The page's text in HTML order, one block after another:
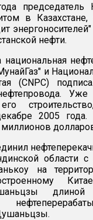
председатель
в Казахстане,
нефти.
и
(CNPC)
2005 года.
области
на